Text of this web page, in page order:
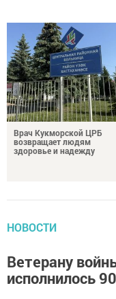
Врач Кукморской ЦРБ
возвращает людям
здоровье и надежду
НОВОСТИ
Ветерану
исполнилось